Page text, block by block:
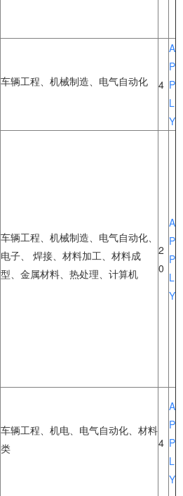
车辆工程、机械制造、电气自动化 4
A
P
P
L
Y
车辆工程、机械制造、电气自动化、
电子、 焊接、材料加工、材料成
型、金属材料、热处理、计算机
2
0
A
P
P
L
Y
车辆工程、机电、电气自动化、材料
类
4
A
P
P
L
Y